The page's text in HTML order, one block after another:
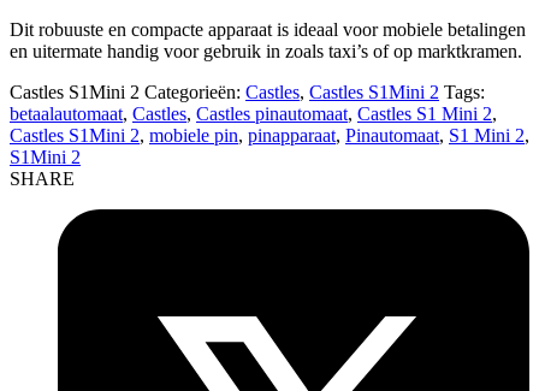
Dit robuuste en compacte apparaat is ideaal voor mobiele betalingen
en uitermate handig voor gebruik in zoals taxi’s of op marktkramen.
Castles S1Mini 2 Categorieën: Castles, Castles S1Mini 2 Tags:
betaalautomaat, Castles, Castles pinautomaat, Castles S1 Mini 2,
Castles S1Mini 2, mobiele pin, pinapparaat, Pinautomaat, S1 Mini 2,
S1Mini 2
SHARE